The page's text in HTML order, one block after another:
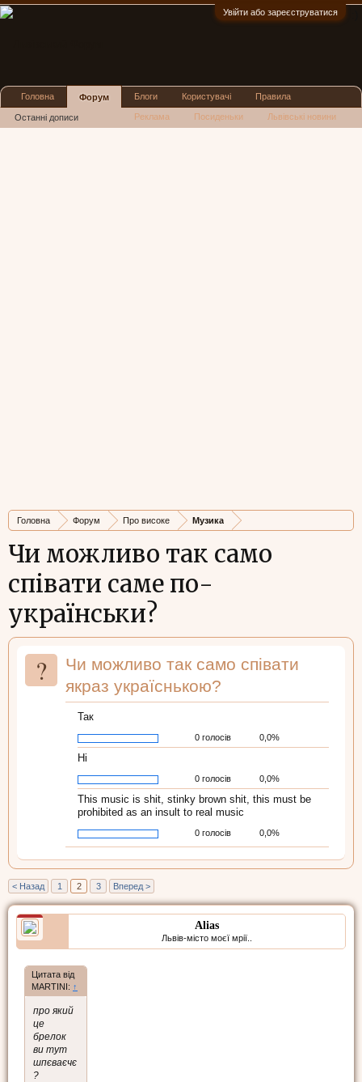
Увійти або зареєструватися
Головна Форум Про високе Музика
Чи можливо так само
співати саме по-
українськи?
?
Чи можливо так само співати
якраз україснькою?
Так
0 голосів 0,0%
Ні
0 голосів 0,0%
This music is shit, stinky brown shit, this must be
prohibited as an insult to real music
0 голосів 0,0%
< Назад 1 2 3 Вперед >
Alias
Львів-місто моєї мрії..
Цитата від
MARTINI: ↑
про який
це
брелок
ви тут
шпєваєчє
?
Головна Форум
Останні дописи
Блоги Користувачі Правила
Реклама Посиденьки Львівські новини